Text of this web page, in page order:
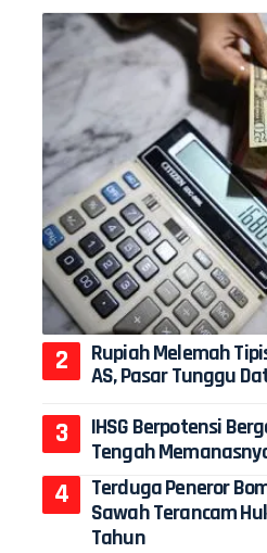
Rupiah Melemah
AS, Pasar Tunggu
IHSG Berpotensi
Tengah
Terduga Peneror
Sawah Terancam
Tahun